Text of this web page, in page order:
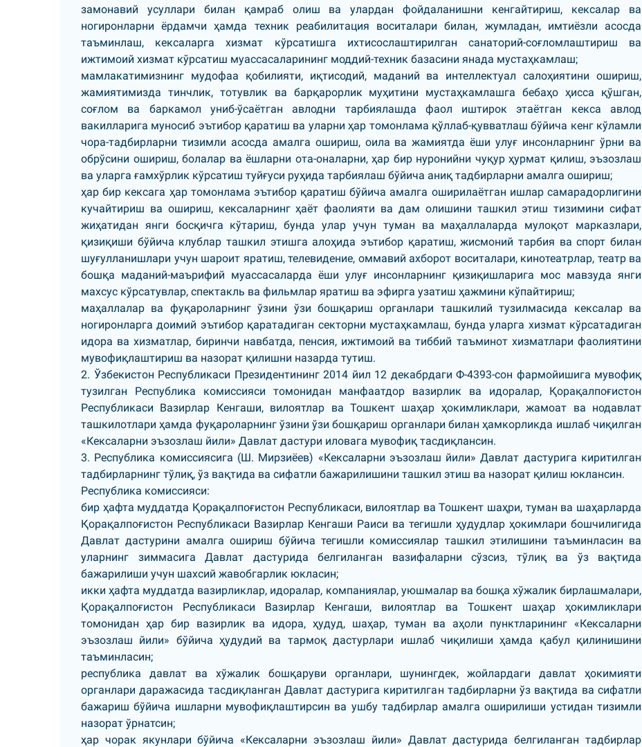
замонавий усуллари билан қамраб олиш ва улардан фойдаланишни кенгайтириш, кексалар ва
ногиронларни ёрдамчи ҳамда техник реабилитация воситалари билан, жумладан, имтиёзли асосда
таъминлаш, кексаларга хизмат кўрсатишга ихтисослаштирилган санаторий-соғломлаштириш ва
ижтимоий хизмат кўрсатиш муассасаларининг моддий-техник базасини янада мустаҳкамлаш;
мамлакатимизнинг мудофаа қобилияти, иқтисодий, маданий ва интеллектуал салоҳиятини ошириш,
жамиятимизда тинчлик, тотувлик ва барқарорлик муҳитини мустаҳкамлашга бебаҳо ҳисса қўшган,
соғлом ва баркамол униб-ўсаётган авлодни тарбиялашда фаол иштирок этаётган кекса авлод
вакилларига муносиб эътибор қаратиш ва уларни ҳар томонлама қўллаб-қувватлаш бўйича кенг кўламли
чора-тадбирларни тизимли асосда амалга ошириш, оила ва жамиятда ёши улуғ инсонларнинг ўрни ва
обрўсини ошириш, болалар ва ёшларни ота-оналарни, ҳар бир нуронийни чуқур ҳурмат қилиш, эъзозлаш
ва уларга ғамхўрлик кўрсатиш туйғуси руҳида тарбиялаш бўйича аниқ тадбирларни амалга ошириш;
ҳар бир кексага ҳар томонлама эътибор қаратиш бўйича амалга оширилаётган ишлар самарадорлигини
кучайтириш ва ошириш, кексаларнинг ҳаёт фаолияти ва дам олишини ташкил этиш тизимини сифат
жиҳатидан янги босқичга кўтариш, бунда улар учун туман ва маҳаллаларда мулоқот марказлари,
қизиқиши бўйича клублар ташкил этишга алоҳида эътибор қаратиш, жисмоний тарбия ва спорт билан
шуғулланишлари учун шароит яратиш, телевидение, оммавий ахборот воситалари, кинотеатрлар, театр ва
бошқа маданий-маърифий муассасаларда ёши улуғ инсонларнинг қизиқишларига мос мавзуда янги
махсус кўрсатувлар, спектакль ва фильмлар яратиш ва эфирга узатиш ҳажмини кўпайтириш;
маҳаллалар ва фуқароларнинг ўзини ўзи бошқариш органлари ташкилий тузилмасида кексалар ва
ногиронларга доимий эътибор қаратадиган секторни мустаҳкамлаш, бунда уларга хизмат кўрсатадиган
идора ва хизматлар, биринчи навбатда, пенсия, ижтимоий ва тиббий таъминот хизматлари фаолиятини
мувофиқлаштириш ва назорат қилишни назарда тутиш.
2. Ўзбекистон Республикаси Президентининг 2014 йил 12 декабрдаги Ф-4393-сон фармойишига мувофиқ
тузилган Республика комиссияси томонидан манфаатдор вазирлик ва идоралар, Қорақалпоғистон
Республикаси Вазирлар Кенгаши, вилоятлар ва Тошкент шаҳар ҳокимликлари, жамоат ва нодавлат
ташкилотлари ҳамда фуқароларнинг ўзини ўзи бошқариш органлари билан ҳамкорликда ишлаб чиқилган
«Кексаларни эъзозлаш йили» Давлат дастури иловага мувофиқ тасдиқлансин.
3. Республика комиссиясига (Ш. Мирзиёев) «Кексаларни эъзозлаш йили» Давлат дастурига киритилган
тадбирларнинг тўлиқ, ўз вақтида ва сифатли бажарилишини ташкил этиш ва назорат қилиш юклансин.
Республика комиссияси:
бир ҳафта муддатда Қорақалпоғистон Республикаси, вилоятлар ва Тошкент шаҳри, туман ва шаҳарларда
Қорақалпоғистон Республикаси Вазирлар Кенгаши Раиси ва тегишли ҳудудлар ҳокимлари бошчилигида
Давлат дастурини амалга ошириш бўйича тегишли комиссиялар ташкил этилишини таъминласин ва
уларнинг зиммасига Давлат дастурида белгиланган вазифаларни сўзсиз, тўлиқ ва ўз вақтида
бажарилиши учун шахсий жавобгарлик юкласин;
икки ҳафта муддатда вазирликлар, идоралар, компаниялар, уюшмалар ва бошқа хўжалик бирлашмалари,
Қорақалпоғистон Республикаси Вазирлар Кенгаши, вилоятлар ва Тошкент шаҳар ҳокимликлари
томонидан ҳар бир вазирлик ва идора, ҳудуд, шаҳар, туман ва аҳоли пунктларининг «Кексаларни
эъзозлаш йили» бўйича ҳудудий ва тармоқ дастурлари ишлаб чиқилиши ҳамда қабул қилинишини
таъминласин;
республика давлат ва хўжалик бошқаруви органлари, шунингдек, жойлардаги давлат ҳокимияти
органлари даражасида тасдиқланган Давлат дастурига киритилган тадбирларни ўз вақтида ва сифатли
бажариш бўйича ишларни мувофиқлаштирсин ва ушбу тадбирлар амалга оширилиши устидан тизимли
назорат ўрнатсин;
ҳар чорак якунлари бўйича «Кексаларни эъзозлаш йили» Давлат дастурида белгиланган тадбирлар